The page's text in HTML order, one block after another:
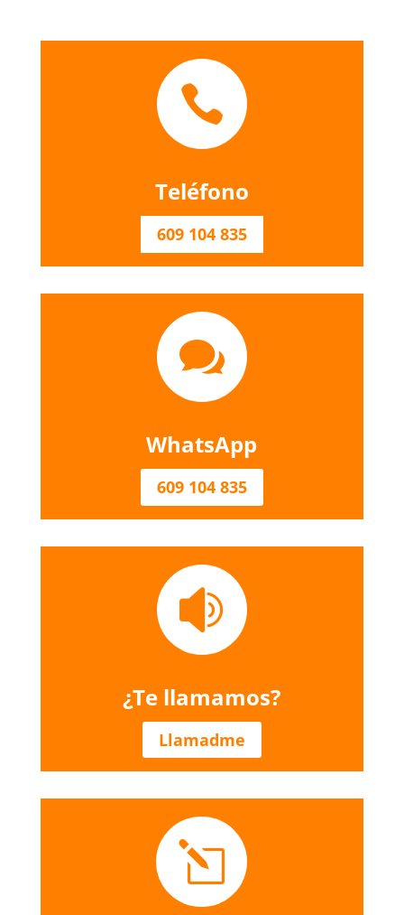

Teléfono
609 104 835

WhatsApp
609 104 835

¿Te llamamos?
Llamadme
l